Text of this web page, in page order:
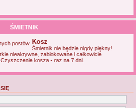
ŚMIETNIK
Kosz
Śmietnik nie będzie nigdy piękny!
nieaktywne, zablokowane i całkowicie
kosza - raz na 7 dni.